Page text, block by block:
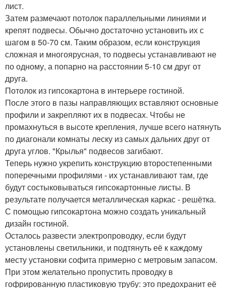
лист.
Затем размечают потолок параллельными линиями и
крепят подвесы. Обычно достаточно установить их с
шагом в 50-70 см. Таким образом, если конструкция
сложная и многоярусная, то подвесы устанавливают не
по одному, а попарно на расстоянии 5-10 см друг от
друга.
Потолок из гипсокартона в интерьере гостиной.
После этого в пазы направляющих вставляют основные
профили и закрепляют их в подвесах. Чтобы не
промахнуться в высоте крепления, лучше всего натянуть
по диагонали комнаты леску из самых дальних друг от
друга углов. "Крылья" подвесов загибают.
Теперь нужно укрепить конструкцию второстепенными
поперечными профилями - их устанавливают там, где
будут состыковываться гипсокартонные листы. В
результате получается металлическая каркас - решётка.
С помощью гипсокартона можно создать уникальный
дизайн гостиной.
Осталось развести электропроводку, если будут
установлены светильники, и подтянуть её к каждому
месту установки софита примерно с метровым запасом.
При этом желательно пропустить проводку в
гофрированную пластиковую трубу: это предохранит её